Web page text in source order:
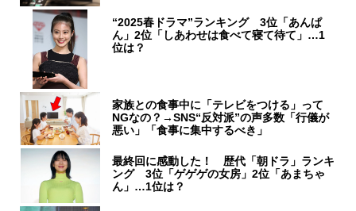
“2025春ドラマ”ランキング 3位「あんぱ
ん」2位「しあわせは食べて寝て待て」…1
位は？
家族との食事中に「テレビをつける」って
NGなの？→SNS“反対派”の声多数「行儀が
悪い」「食事に集中するべき」
最終回に感動した！ 歴代「朝ドラ」ランキ
ング 3位「ゲゲゲの女房」2位「あまちゃ
ん」…1位は？